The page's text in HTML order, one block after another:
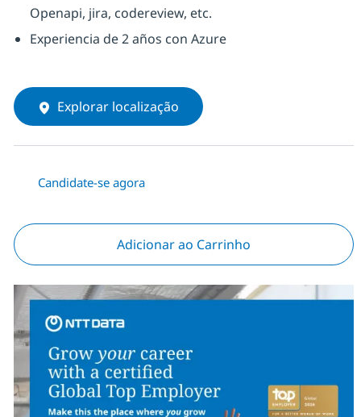
Openapi, jira, codereview, etc.
Experiencia de 2 años con Azure
Explorar localização
Candidate-se agora
Adicionar ao Carrinho